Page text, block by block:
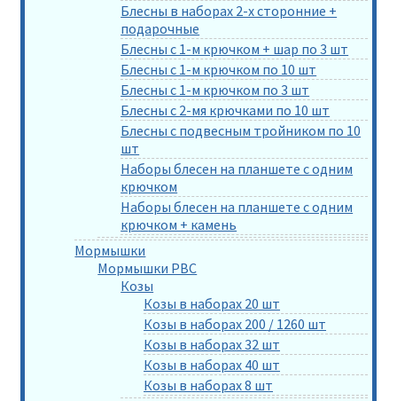
Блесны в наборах 2-х сторонние +
подарочные
Блесны с 1-м крючком + шар по 3 шт
Блесны с 1-м крючком по 10 шт
Блесны с 1-м крючком по 3 шт
Блесны с 2-мя крючками по 10 шт
Блесны с подвесным тройником по 10
шт
Наборы блесен на планшете с одним
крючком
Наборы блесен на планшете с одним
крючком + камень
Мормышки
Мормышки РВС
Козы
Козы в наборах 20 шт
Козы в наборах 200 / 1260 шт
Козы в наборах 32 шт
Козы в наборах 40 шт
Козы в наборах 8 шт